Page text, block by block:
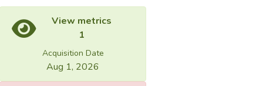
View metrics
1
Acquisition Date
Aug 1, 2026